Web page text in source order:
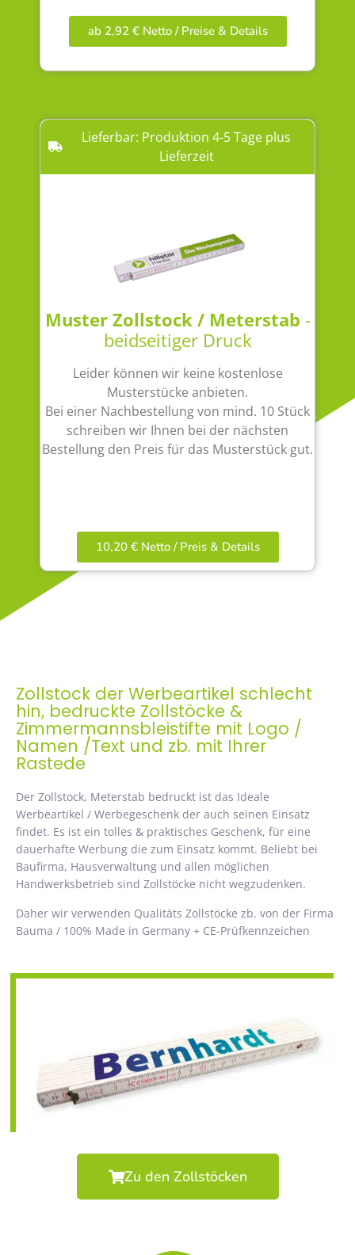
ab 2,92 € Netto / Preise & Details
Lieferbar: Produktion 4-5 Tage plus
Lieferzeit
Muster Zollstock / Meterstab -
beidseitiger Druck
Leider können wir keine kostenlose
Musterstücke anbieten.
Bei einer Nachbestellung von mind. 10 Stück
schreiben wir Ihnen bei der nächsten
Bestellung den Preis für das Musterstück gut.
10,20 € Netto / Preis & Details
Zollstock der Werbeartikel schlecht
hin, bedruckte Zollstöcke &
Zimmermannsbleistifte mit Logo /
Namen /Text und zb. mit Ihrer
Rastede
Der Zollstock, Meterstab bedruckt ist das Ideale
Werbeartikel / Werbegeschenk der auch seinen Einsatz
findet. Es ist ein tolles & praktisches Geschenk, für eine
dauerhafte Werbung die zum Einsatz kommt. Beliebt bei
Baufirma, Hausverwaltung und allen möglichen
Handwerksbetrieb sind Zollstöcke nicht wegzudenken.
Daher wir verwenden Qualitäts Zollstöcke zb. von der Firma
Bauma / 100% Made in Germany + CE-Prüfkennzeichen
Zu den Zollstöcken